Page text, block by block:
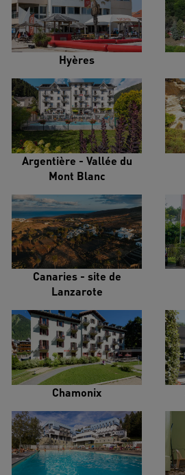
Hyères
Argentière - Vallée du
Mont Blanc
Canaries - site de
Lanzarote
Chamonix